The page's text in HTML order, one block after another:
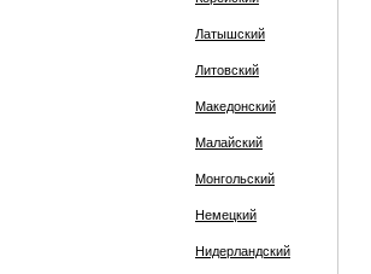
Латышский
Литовский
Македонский
Малайский
Монгольский
Немецкий
Нидерландский